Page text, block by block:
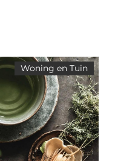
Woning en Tuin